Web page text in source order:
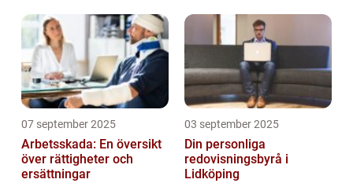
07 september 2025
Arbetsskada: En översikt
över rättigheter och
ersättningar
03 september 2025
Din personliga
redovisningsbyrå i
Lidköping